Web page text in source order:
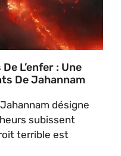
L’enfer : Une
De Jahannam
désigne
subissent
terrible est